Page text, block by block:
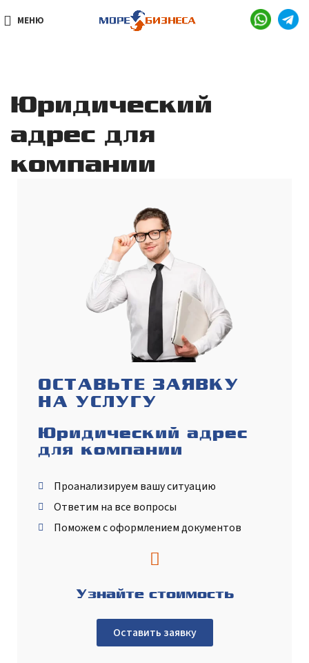
МЕНЮ
Юридический
адрес для
компании
ОСТАВЬТЕ ЗАЯВКУ
НА УСЛУГУ
Юридический адрес
для компании
Проанализируем вашу ситуацию
Ответим на все вопросы
Поможем с оформлением документов
Узнайте стоимость
Оставить заявку